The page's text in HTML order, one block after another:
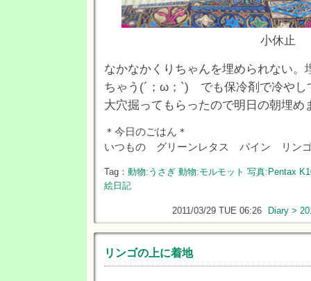
小休止
なかなかくりちゃんを埋められない。
ちゃう(´；ω；`) でも保冷剤で冷やし
大穴掘ってもらったので明日の朝埋め
＊今日のごはん＊
いつもの グリーンレタス パイン リン
Tag： 動物:うさぎ 動物:モルモット 写真:Pentax
絵日記
2011/03/29 TUE 06:26 Diary >
リンゴの上に着地